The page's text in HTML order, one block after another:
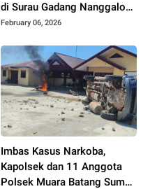
di Surau Gadang Nanggalo
Padang
February 06, 2026
Imbas Kasus Narkoba,
Kapolsek dan 11 Anggota
Polsek Muara Batang Sumut